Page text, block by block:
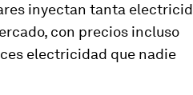
inyectan tanta
con precios incluso
electricidad que nadie